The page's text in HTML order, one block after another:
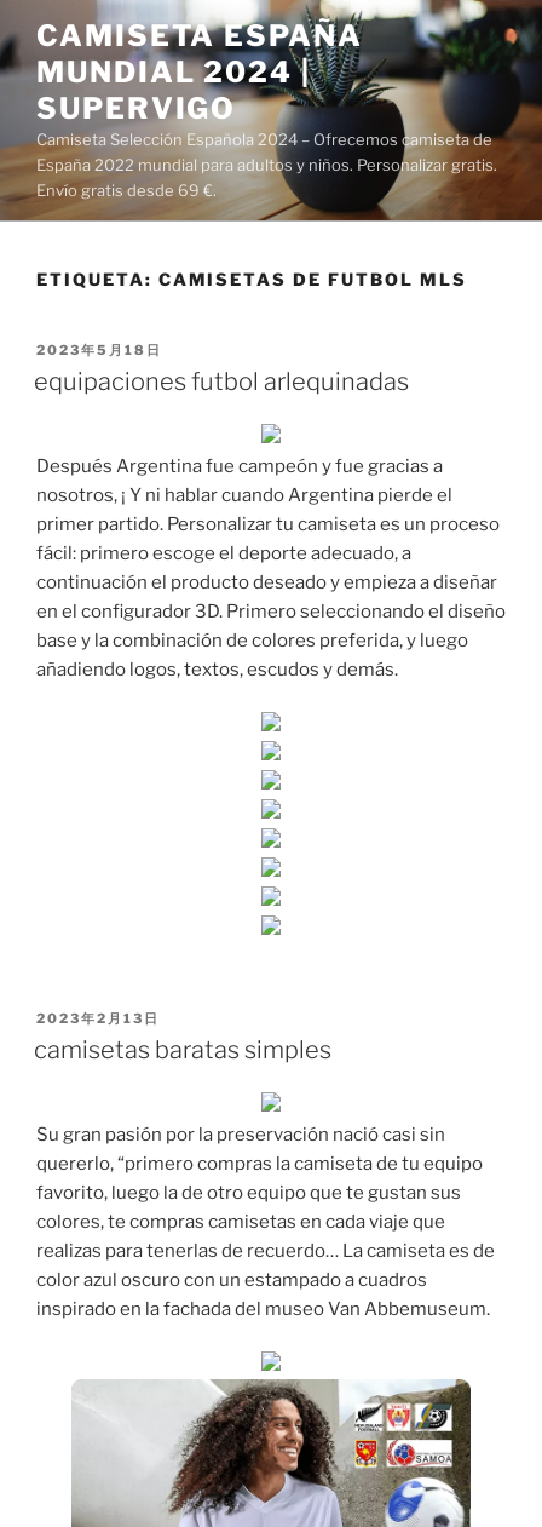
al
contenido
CAMISETA ESPAÑA
MUNDIAL 2024 |
SUPERVIGO
Camiseta Selección Española 2024 – Ofrecemos camiseta de
España 2022 mundial para adultos y niños. Personalizar gratis.
Envío gratis desde 69 €.
ETIQUETA: CAMISETAS DE FUTBOL MLS
PUBLICADO
2023年5月18日
equipaciones futbol arlequinadas
Después Argentina fue campeón y fue gracias a
nosotros, ¡ Y ni hablar cuando Argentina pierde el
primer partido. Personalizar tu camiseta es un proceso
fácil: primero escoge el deporte adecuado, a
continuación el producto deseado y empieza a diseñar
en el configurador 3D. Primero seleccionando el diseño
base y la combinación de colores preferida, y luego
añadiendo logos, textos, escudos y demás.
PUBLICADO
2023年2月13日
camisetas baratas simples
Su gran pasión por la preservación nació casi sin
quererlo, “primero compras la camiseta de tu equipo
favorito, luego la de otro equipo que te gustan sus
colores, te compras camisetas en cada viaje que
realizas para tenerlas de recuerdo… La camiseta es de
color azul oscuro con un estampado a cuadros
inspirado en la fachada del museo Van Abbemuseum.